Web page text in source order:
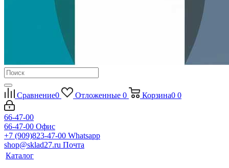
Сравнение0 Отложенные 0 Корзина0 0
66-47-00
66-47-00 Офис
+7 (909)823-47-00 Whatsapp
shop@sklad27.ru Почта
Каталог